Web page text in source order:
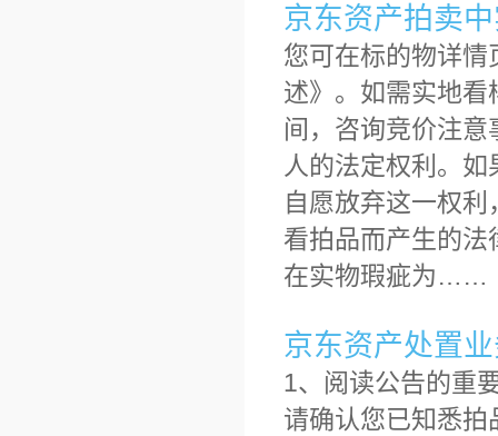
京东资产拍卖
您可在标的物详
述》。如需实地
间，咨询竞价注
人的法定权利。
自愿放弃这一权
看拍品而产生的
在实物瑕疵为……
京东资产处置
1、阅读公告的重
请确认您已知悉